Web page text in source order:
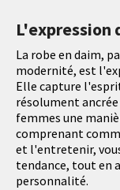
La robe en daim,
modernité, est
Elle capture
résolument
femmes une
comprenant
et l'entretenir,
tendance, tout en
personnalité.